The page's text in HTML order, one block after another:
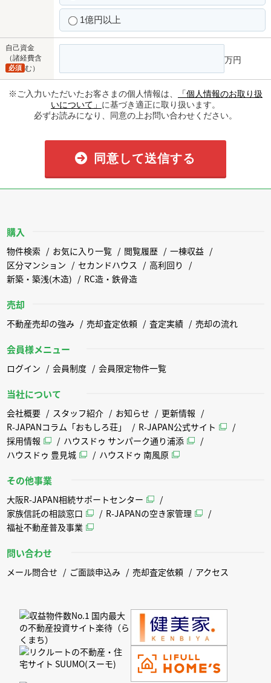
1億円以上
自己資金
（諸経費含
む）
必須
万円
※ご入力いただいたお客さまの個人情報は、
「個人情報のお取り扱
いについて」 に基づき適正に取り扱います。
必ずお読みになり、同意の上お問い合わせください。
同意して送信する
購入
物件検索 お気に入り一覧 閲覧履歴
一棟収益
区分マンション
セカンドハウス
高利回り
新築・築浅(木造)
RC造・鉄骨造
売却
不動産売却の強み 売却査定依頼 査定実績 売却の流れ
会員様メニュー
ログイン 会員制度 会員限定物件一覧
当社について
会社概要 スタッフ紹介 お知らせ
更新情報
R-JAPANコラム「おもしろ荘」
R-JAPAN公式サイト
採用情報
ハウスドゥ サンパーク通り浦添
ハウスドゥ 豊見城
ハウスドゥ 南風原
その他事業
大阪R-JAPAN相続サポートセンター
家族信託の相談窓口
R-JAPANの空き家管理
福祉不動産普及事業
問い合わせ
メール問合せ ご面談申込み 売却査定依頼 アクセス